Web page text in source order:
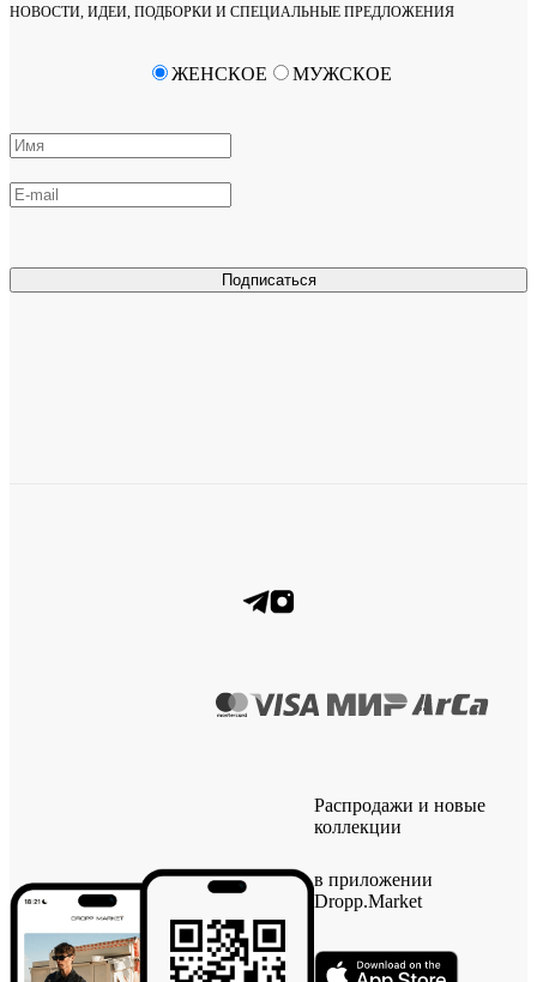
НОВОСТИ, ИДЕИ, ПОДБОРКИ И СПЕЦИАЛЬНЫЕ ПРЕДЛОЖЕНИЯ
Подписаться
ЖЕНСКОЕ МУЖСКОЕ
Распродажи и новые
коллекции
в приложении
Dropp.Market